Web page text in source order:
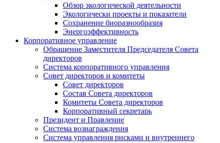
Обзор экологической деятельности
Экологически проекты и показатели
Сохранение биоразнообразия
Энергоэффективность
Корпоративное управление
Обращение Заместителя Председателя Совета
директоров
Система корпоративного управления
Совет директоров и комитеты
Совет директоров
Состав Совета директоров
Комитеты Совета директоров
Корпоративный секретарь
Президент и Правление
Система вознаграждения
Система управления рисками и внутреннего